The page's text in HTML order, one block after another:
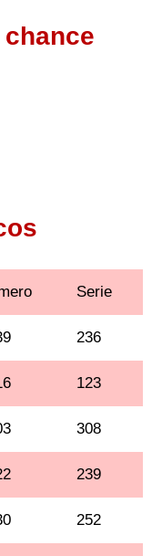
Serie
236
123
308
239
252